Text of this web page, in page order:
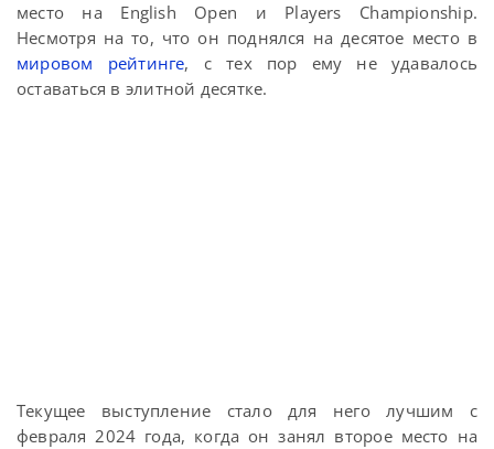
место на English Open и Players Championship.
Несмотря на то, что он поднялся на десятое место в
мировом рейтинге, с тех пор ему не удавалось
оставаться в элитной десятке.
Текущее выступление стало для него лучшим с
февраля 2024 года, когда он занял второе место на